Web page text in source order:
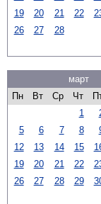
19
20 21 22
26
27 28
март
Пн
Вт Ср Чт
1
5
6 7 8
12
13 14 15
19
20 21 22
26
27 28 29